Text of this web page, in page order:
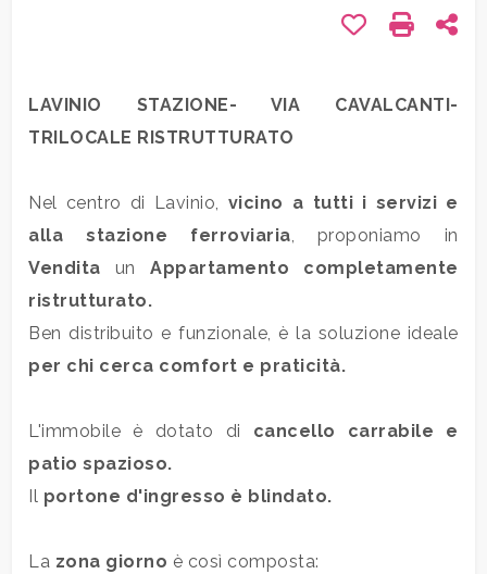
Stampa:
Preferiti: Cod.
LAVINIO STAZIONE- VIA CAVALCANTI-
TRILOCALE RISTRUTTURATO
Nel centro di Lavinio, vicino a tutti i servizi e
alla stazione ferroviaria, proponiamo in
Vendita unAppartamento
completamente
ristrutturato.
Ben distribuito e funzionale, è la soluzione ideale
per chi cerca comfort e praticità.
L'immobile è dotato di cancello carrabile e
patio spazioso.
Il portone d'ingresso è blindato.
La zona giorno è così composta:
Totale
mq
minimi